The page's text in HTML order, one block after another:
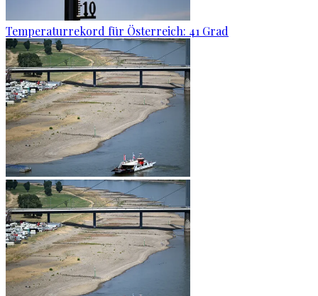
Temperaturrekord für Österreich: 41 Grad